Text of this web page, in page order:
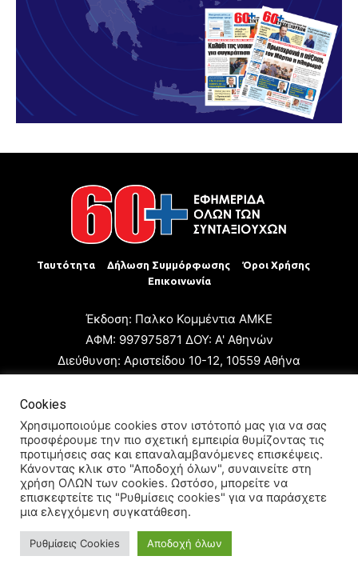
Ταυτότητα Δήλωση Συμμόρφωσης
Όροι Χρήσης
Επικοινωνία
Έκδοση: Παλκο Κομμέντια ΑΜΚΕ
ΑΦΜ: 997975871 ΔΟΥ: Α' Αθηνών
Διεύθυνση: Αριστείδου 10-12, 10559 Αθήνα
Ιδιοκτήτης: Παλκο Κομμέντια ΑΜΚΕ
Διευθυντής: Ιωάννης Παπαγεωργίου
Διευθυντής Σύνταξης: Μαρία Καραολάνη
Διαχειριστής και Δικαιούχος ονόματος τομέα: Ιωάννης
Παπαγεωργίου
© 2024 All Rights Reserved.
Cookies
Χρησιμοποιούμε cookies στον ιστότοπό μας για να σας
προσφέρουμε την πιο σχετική εμπειρία θυμίζοντας τις
προτιμήσεις σας και επαναλαμβανόμενες επισκέψεις.
Κάνοντας κλικ στο "Αποδοχή όλων", συναινείτε στη
χρήση ΟΛΩΝ των cookies. Ωστόσο, μπορείτε να
επισκεφτείτε τις "Ρυθμίσεις cookies" για να παράσχετε
μια ελεγχόμενη συγκατάθεση.
Ρυθμίσεις Cookies Αποδοχή όλων